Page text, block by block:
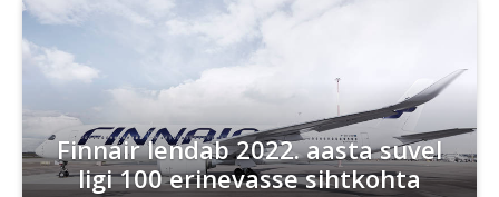
Finnair lendab 2022. aasta suvel
ligi 100 erinevasse sihtkohta